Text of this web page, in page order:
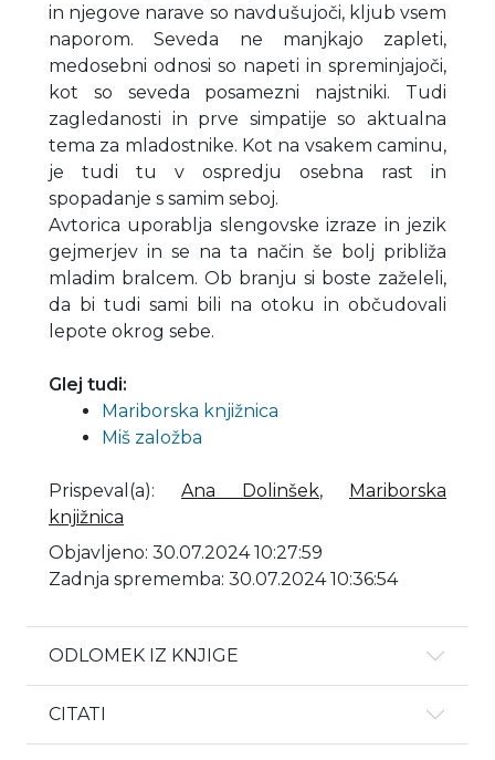
in njegove narave so navdušujoči, kljub vsem
naporom. Seveda ne manjkajo zapleti,
medosebni odnosi so napeti in spreminjajoči,
kot so seveda posamezni najstniki. Tudi
zagledanosti in prve simpatije so aktualna
tema za mladostnike. Kot na vsakem caminu,
je tudi tu v ospredju osebna rast in
spopadanje s samim seboj.
Avtorica uporablja slengovske izraze in jezik
gejmerjev in se na ta način še bolj približa
mladim bralcem. Ob branju si boste zaželeli,
da bi tudi sami bili na otoku in občudovali
lepote okrog sebe.
Glej tudi:
Mariborska knjižnica
Miš založba
Prispeval(a): Ana Dolinšek, Mariborska
knjižnica
Objavljeno: 30.07.2024 10:27:59
Zadnja sprememba: 30.07.2024 10:36:54
ODLOMEK IZ KNJIGE
CITATI